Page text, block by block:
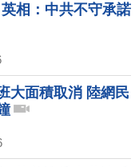
相：中共不守承諾
大面積取消 陸網民